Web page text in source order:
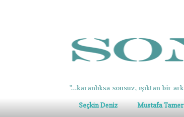
"...karanlıksa sonsuz, ışıktan bir
Seçkin Deniz Mustafa Tamer